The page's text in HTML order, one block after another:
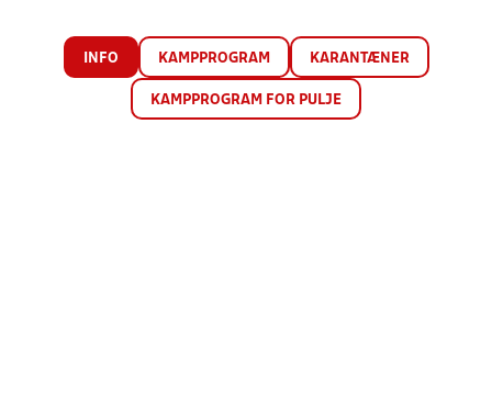
INFO KAMPPROGRAM KARANTÆNER
KAMPPROGRAM FOR PULJE